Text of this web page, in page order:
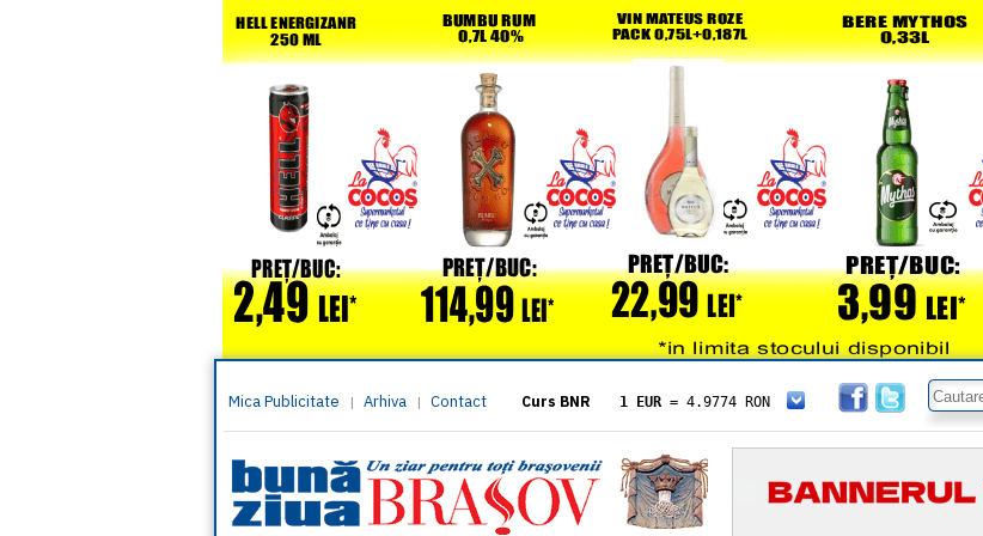
Mica Publicitate | Arhiva | Contact Curs BNR 1 EUR = 4.9774 RON
= 5.8304 RON
1 XAU= 464.4611 RON
1 AED= 1.1933 RON
1 AUD= 2.7957 RON
1 BGN= 2.5449 RON